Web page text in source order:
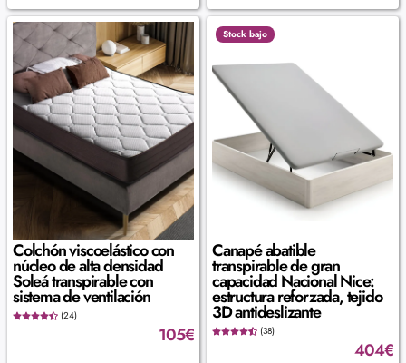
Colchón viscoelástico con
núcleo de alta densidad
Soleá transpirable con
sistema de ventilación
(24)
105€
Stock bajo
Canapé abatible
transpirable de gran
capacidad Nacional Nice:
estructura reforzada, tejido
3D antideslizante
(38)
404€